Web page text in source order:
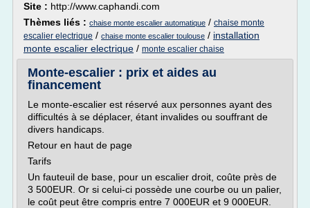
Site : http://www.caphandi.com
Thèmes liés : chaise monte escalier automatique / chaise monte
escalier electrique / chaise monte escalier toulouse / installation
monte escalier electrique / monte escalier chaise
Monte-escalier : prix et aides au
financement
Le monte-escalier est réservé aux personnes ayant des
difficultés à se déplacer, étant invalides ou souffrant de
divers handicaps.
Retour en haut de page
Tarifs
Un fauteuil de base, pour un escalier droit, coûte près de
3 500EUR. Or si celui-ci possède une courbe ou un palier,
le coût peut être compris entre 7 000EUR et 9 000EUR.